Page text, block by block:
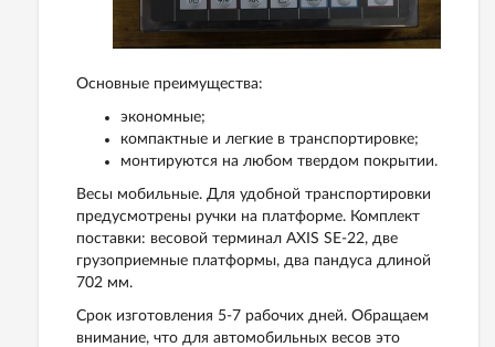
Основные преимущества:
экономные;
компактные и легкие в транспортировке;
монтируются на любом твердом покрытии.
Весы мобильные. Для удобной транспортировки
предусмотрены ручки на платформе. Комплект
поставки: весовой терминал AXIS SE-22, две
грузоприемные платформы, два пандуса длиной
702 мм.
Срок изготовления 5-7 рабочих дней. Обращаем
внимание, что для автомобильных весов это